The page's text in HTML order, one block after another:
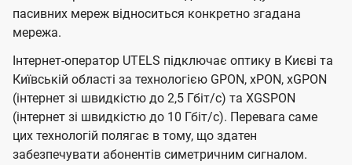
пасивних мереж відноситься конкретно згадана
мережа.
Інтернет-оператор UTELS підключає оптику в Києві та
Київській області за технологією GPON, xPON, xGPON
(інтернет зі швидкістю до 2,5 Гбіт/с) та XGSPON
(інтернет зі швидкістю до 10 Гбіт/с). Перевага саме
цих технологій полягає в тому, що здатен
забезпечувати абонентів симетричним сигналом.